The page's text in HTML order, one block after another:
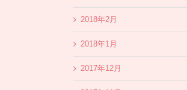
2018年2月
2018年1月
2017年12月